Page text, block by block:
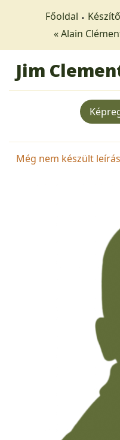
Főoldal
« Alain
Jim
Még nem készült